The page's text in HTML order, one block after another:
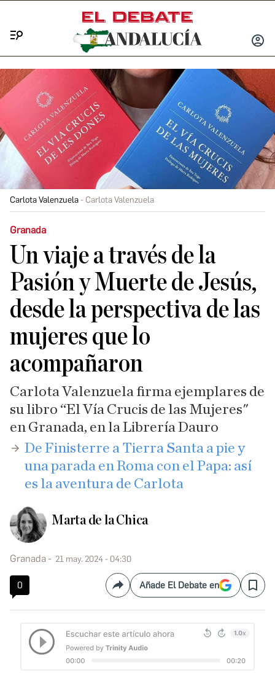
INICIAR
Carlota Valenzuela Carlota Valenzuela
Granada
Un viaje a través de la
Pasión y Muerte de Jesús,
desde la perspectiva de las
mujeres que lo
acompañaron
Carlota Valenzuela firma ejemplares de
su libro “El Vía Crucis de las Mujeres"
en Granada, en la Librería Dauro
De Finisterre a Tierra Santa a pie y
una parada en Roma con el Papa: así
es la aventura de Carlota
Marta de la Chica
Granada 21 may. 2024 - 04:30
0 CompartirAñade El Debate en Save